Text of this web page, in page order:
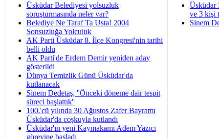
Üsküdar Belediyesi yolsuzluk
soruşturmasında neler var?
Belediye Ne Taraf Ta Usta! 2004
Sonsuzluğa Yolculuk
AK Parti Üsküdar 8. İlçe Kongresi'nin tarihi
belli oldu
AK Parti'de Erdem Demir yeniden aday
gösterildi
Dünya Temizlik Günü Üsküdar'da
kutlanacak
Sinem Dedetaş, ''Önceki döneme dair tespit
süreci başlattık''
100.'cü yılında 30 Ağustos Zafer Bayramı
Üsküdar'da coşkuyla kutlandı
Üsküdar'ın yeni Kaymakamı Adem Yazıcı
görevine başladı
Üsküdar
ve 3 kişi
Sinem